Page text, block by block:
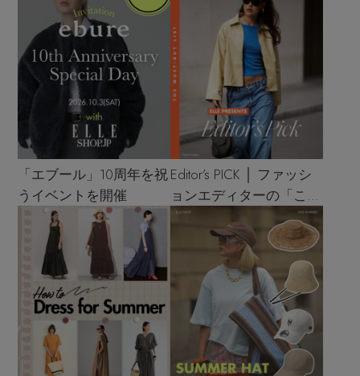
「エブール」10周年を祝
うイベントを開催
Editor’s PICK │ ファッシ
ョンエディターの「これ
買い！」リスト